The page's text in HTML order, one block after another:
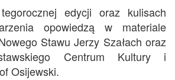
edycji oraz kulisach
opowiedzą w materiale
Stawu Jerzy Szałach oraz
Centrum Kultury i
Osijewski.